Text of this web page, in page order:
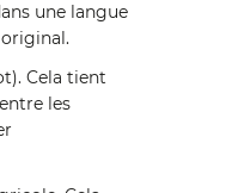
une langue
Cela tient
les